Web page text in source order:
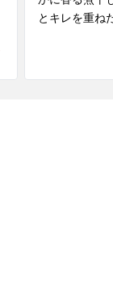
とキレを重ね